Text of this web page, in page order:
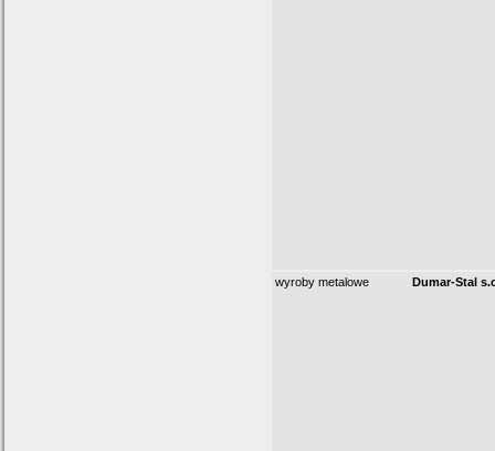
wyroby metalowe Dumar-Stal